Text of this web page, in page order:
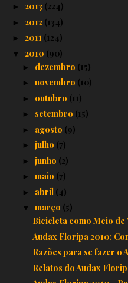
► 2013 (224)
► 2012 (134)
► 2011 (124)
▼ 2010 (90)
► dezembro (15)
► novembro (10)
► outubro (11)
► setembro (15)
► agosto (9)
► julho (7)
► junho (2)
► maio (7)
► abril (4)
▼ março (5)
Bicicleta como Meio
Audax Floripa 2010:
Razões para se fazer o
Relatos do Audax